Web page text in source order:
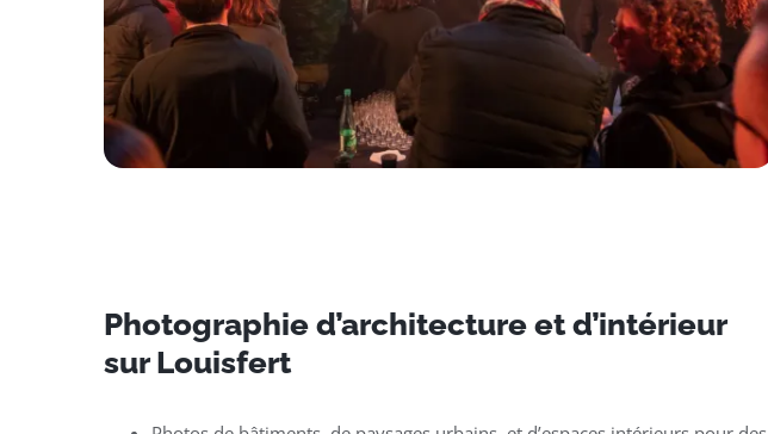
Photographie d’architecture et d’intérieur
sur Louisfert